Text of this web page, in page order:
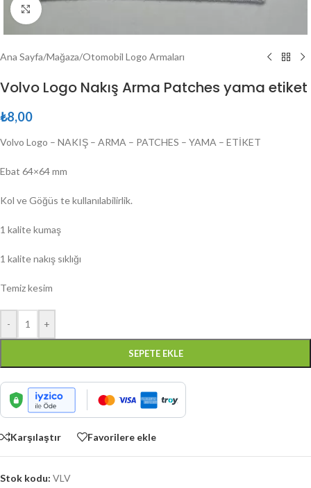
Büyütmek için tıklayın
Ana Sayfa/Mağaza/Otomobil Logo Armaları
Volvo Logo Nakış Arma Patches yama etiket
₺8,00
Volvo Logo – NAKIŞ – ARMA – PATCHES – YAMA – ETİKET
Ebat 64×64 mm
Kol ve Göğüs te kullanılabilirlik.
1 kalite kumaş
1 kalite nakış sıklığı
Temiz kesim
- +
SEPETE EKLE
Karşılaştır Favorilere ekle
Stok kodu: VLV